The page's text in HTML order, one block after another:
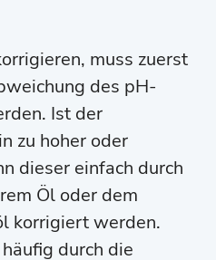
muss zuerst
des pH-
Ist der
zu hoher oder
dieser einfach durch
Öl oder dem
korrigiert werden.
durch die